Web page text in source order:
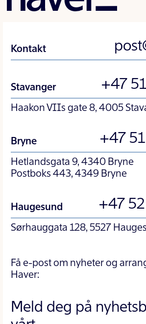
Kontakt
Stavanger +47
Haakon VIIs gate 8, 4005
Bryne +47
Hetlandsgata 9, 4340 Bryne
Postboks 443, 4349 Bryne
Haugesund +47
Sørhauggata 128, 5527
Få e-post om nyheter og
Haver:
Meld deg på